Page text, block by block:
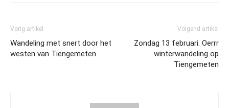
Vorig artikel
Wandeling met snert door het
westen van Tiengemeten
Volgend artikel
Zondag 13 februari: Oerrr
winterwandeling op
Tiengemeten